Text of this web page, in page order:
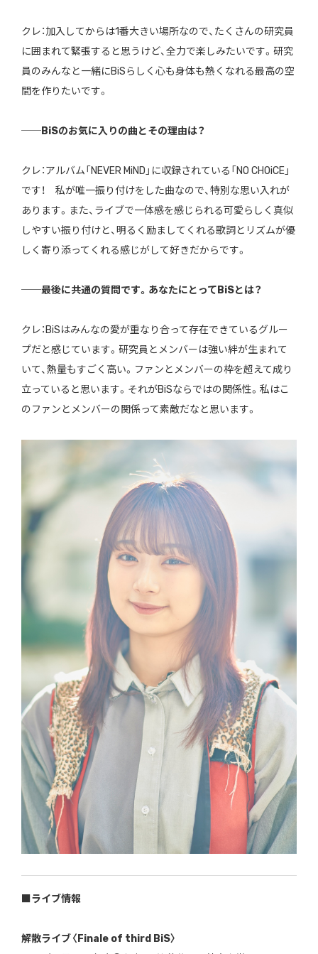
クレ：加入してからは1番大きい場所なので、たくさんの研究員
に囲まれて緊張すると思うけど、全力で楽しみたいです。研究
員のみんなと一緒にBiSらしく心も身体も熱くなれる最高の空
間を作りたいです。
──BiSのお気に入りの曲とその理由は？
クレ：アルバム「NEVER MiND」に収録されている「NO CHOiCE」
です！ 私が唯一振り付けをした曲なので、特別な思い入れが
あります。また、ライブで一体感を感じられる可愛らしく真似
しやすい振り付けと、明るく励ましてくれる歌詞とリズムが優
しく寄り添ってくれる感じがして好きだからです。
──最後に共通の質問です。あなたにとってBiSとは？
クレ：BiSはみんなの愛が重なり合って存在できているグルー
プだと感じています。研究員とメンバーは強い絆が生まれて
いて、熱量もすごく高い。ファンとメンバーの枠を超えて成り
立っていると思います。それがBiSならではの関係性。私はこ
のファンとメンバーの関係って素敵だなと思います。
■ライブ情報
解散ライブ〈Finale of third BiS〉